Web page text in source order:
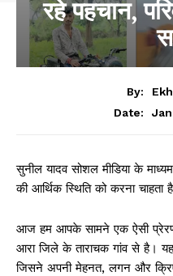
रहे पहचान,
By:
Date:
सुनील यादव सोशल मीडिया के
की आर्थिक स्थिति को करना चाहता
आज हम आपके सामने एक ऐसी
आरा जिले के ताराचक गांव से है। यह
जिसने अपनी मेहनत, लगन और